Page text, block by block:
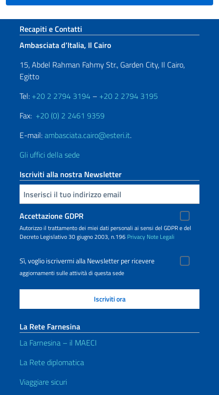
Sezione footer
Recapiti e Contatti
Ambasciata d’Italia, Il Cairo
15, Abdel Rahman Fahmy Str., Garden City, Il Cairo,
Egitto
Tel: +20 2 2794 3194 – +20 2 2794 3195
Fax: +20 (0) 2 2461 9359
E-mail:ambasciata.cairo@esteri.it.
Gli uffici della sede
Iscriviti alla nostra Newsletter
Inserisci la tua email
Accettazione GDPR
Autorizzo il trattamento dei miei dati personali ai sensi del GDPR e del
Decreto Legislativo 30 giugno 2003, n.196 Privacy Note Legali
Sì, voglio iscrivermi alla Newsletter per ricevere
aggiornamenti sulle attività di questa sede
La Rete Farnesina
La Farnesina – il MAECI
La Rete diplomatica
Viaggiare sicuri